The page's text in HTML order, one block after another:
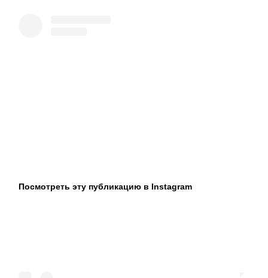
Посмотреть эту публикацию в Instagram